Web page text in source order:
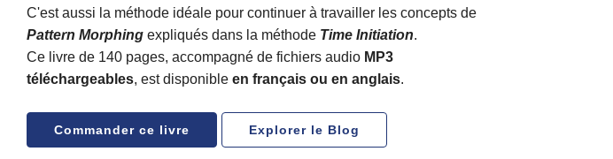
C'est aussi la méthode idéale pour continuer à travailler les concepts de
Pattern Morphing expliqués dans la méthode Time Initiation.
Ce livre de 140 pages, accompagné de fichiers audio MP3
téléchargeables, est disponible en français ou en anglais.
Commander ce livre Explorer le Blog